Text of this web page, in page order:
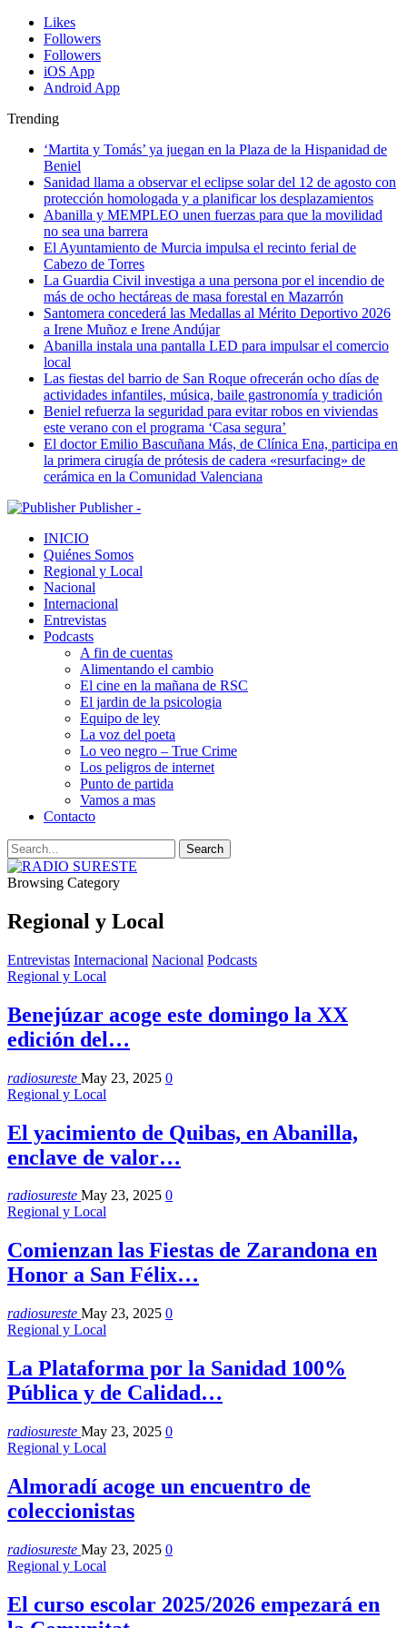
Likes
Followers
Followers
iOS App
Android App
Trending
‘Martita y Tomás’ ya juegan en la Plaza de la Hispanidad de
Beniel
Sanidad llama a observar el eclipse solar del 12 de agosto con
protección homologada y a planificar los desplazamientos
Abanilla y MEMPLEO unen fuerzas para que la movilidad
no sea una barrera
El Ayuntamiento de Murcia impulsa el recinto ferial de
Cabezo de Torres
La Guardia Civil investiga a una persona por el incendio de
más de ocho hectáreas de masa forestal en Mazarrón
Santomera concederá las Medallas al Mérito Deportivo 2026
a Irene Muñoz e Irene Andújar
Abanilla instala una pantalla LED para impulsar el comercio
local
Las fiestas del barrio de San Roque ofrecerán ocho días de
actividades infantiles, música, baile gastronomía y tradición
Beniel refuerza la seguridad para evitar robos en viviendas
este verano con el programa ‘Casa segura’
El doctor Emilio Bascuñana Más, de Clínica Ena, participa en
la primera cirugía de prótesis de cadera «resurfacing» de
cerámica en la Comunidad Valenciana
Publisher -
INICIO
Quiénes Somos
Regional y Local
Nacional
Internacional
Entrevistas
Podcasts
A fin de cuentas
Alimentando el cambio
El cine en la mañana de RSC
El jardin de la psicologia
Equipo de ley
La voz del poeta
Lo veo negro – True Crime
Los peligros de internet
Punto de partida
Vamos a mas
Contacto
Browsing Category
Regional y Local
Entrevistas Internacional Nacional Podcasts
Regional y Local
Benejúzar acoge este domingo la XX
edición del…
radiosureste May 23, 2025 0
Regional y Local
El yacimiento de Quibas, en Abanilla,
enclave de valor…
radiosureste May 23, 2025 0
Regional y Local
Comienzan las Fiestas de Zarandona en
Honor a San Félix…
radiosureste May 23, 2025 0
Regional y Local
La Plataforma por la Sanidad 100%
Pública y de Calidad…
radiosureste May 23, 2025 0
Regional y Local
Almoradí acoge un encuentro de
coleccionistas
radiosureste May 23, 2025 0
Regional y Local
El curso escolar 2025/2026 empezará en